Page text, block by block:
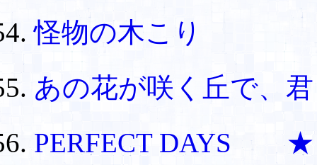
怪物の木こり
あの花が咲く丘で
PERFECT DAYS ★